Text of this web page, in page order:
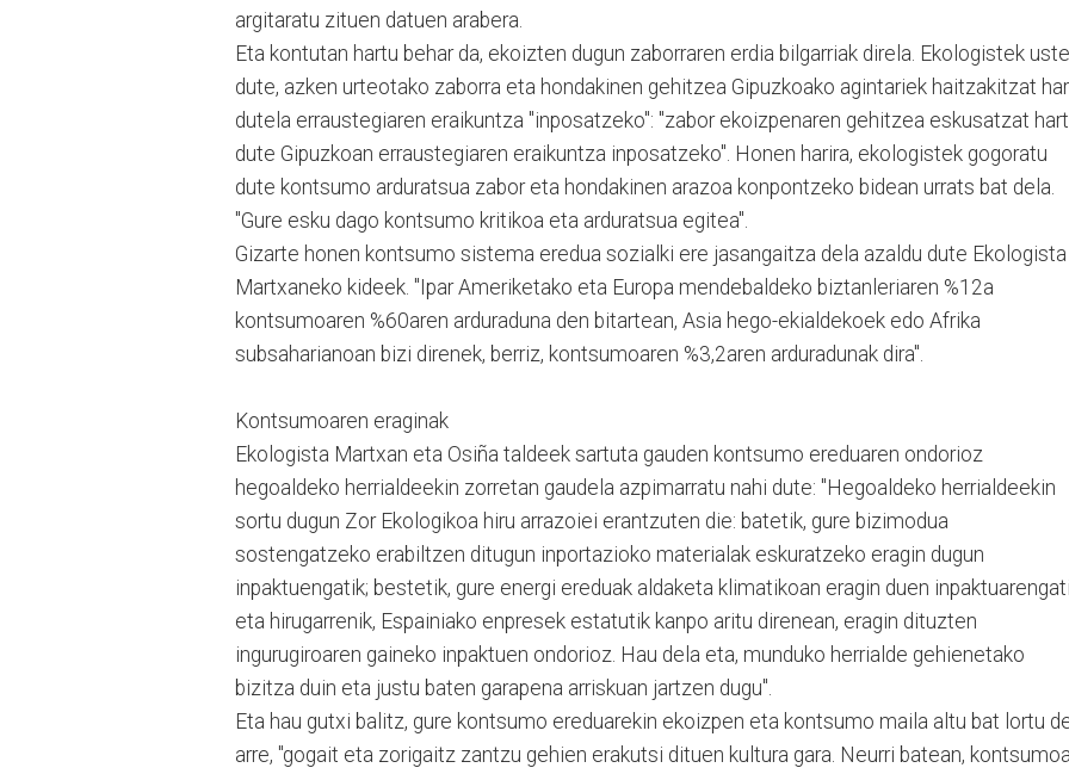
argitaratu zituen datuen arabera.
Eta kontutan hartu behar da, ekoizten dugun zaborraren erdia bilgarriak direla. Ekologistek uste
dute, azken urteotako zaborra eta hondakinen gehitzea Gipuzkoako agintariek haitzakitzat
dutela erraustegiaren eraikuntza "inposatzeko": "zabor ekoizpenaren gehitzea eskusatzat
dute Gipuzkoan erraustegiaren eraikuntza inposatzeko". Honen harira, ekologistek gogoratu
dute kontsumo arduratsua zabor eta hondakinen arazoa konpontzeko bidean urrats bat dela.
"Gure esku dago kontsumo kritikoa eta arduratsua egitea".
Gizarte honen kontsumo sistema eredua sozialki ere jasangaitza dela azaldu dute Ekologista
Martxaneko kideek. "Ipar Ameriketako eta Europa mendebaldeko biztanleriaren %12a
kontsumoaren %60aren arduraduna den bitartean, Asia hego-ekialdekoek edo Afrika
subsaharianoan bizi direnek, berriz, kontsumoaren %3,2aren arduradunak dira".
Kontsumoaren eraginak
Ekologista Martxan eta Osiña taldeek sartuta gauden kontsumo ereduaren ondorioz
hegoaldeko herrialdeekin zorretan gaudela azpimarratu nahi dute: "Hegoaldeko herrialdeekin
sortu dugun Zor Ekologikoa hiru arrazoiei erantzuten die: batetik, gure bizimodua
sostengatzeko erabiltzen ditugun inportazioko materialak eskuratzeko eragin dugun
inpaktuengatik; bestetik, gure energi ereduak aldaketa klimatikoan eragin duen
eta hirugarrenik, Espainiako enpresek estatutik kanpo aritu direnean, eragin dituzten
ingurugiroaren gaineko inpaktuen ondorioz. Hau dela eta, munduko herrialde gehienetako
bizitza duin eta justu baten garapena arriskuan jartzen dugu".
Eta hau gutxi balitz, gure kontsumo ereduarekin ekoizpen eta kontsumo maila altu bat lortu
arre, "gogait eta zorigaitz zantzu gehien erakutsi dituen kultura gara. Neurri batean, kontsumoa